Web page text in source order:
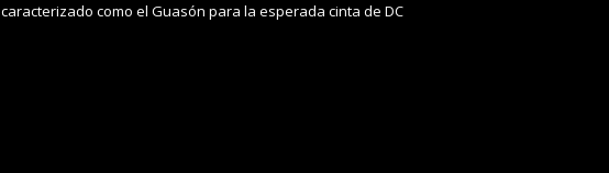
caracterizado como el Guasón para la esperada cinta de DC